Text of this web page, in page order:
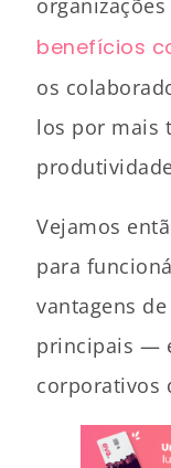
benefícios
os
los por mais
Vejamos
para
vantagens
principais —
corporativos